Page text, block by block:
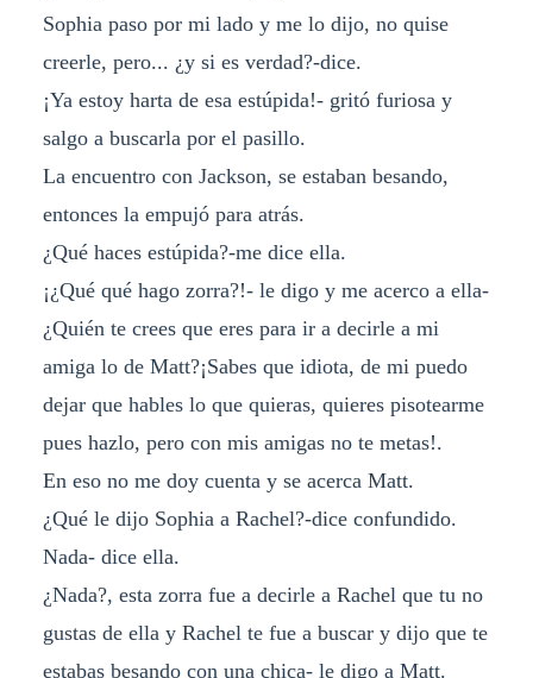
Sophia paso por mi lado y me lo dijo, no quise
creerle, pero... ¿y si es verdad?-dice.
¡Ya estoy harta de esa estúpida!- gritó furiosa y
salgo a buscarla por el pasillo.
La encuentro con Jackson, se estaban besando,
entonces la empujó para atrás.
¿Qué haces estúpida?-me dice ella.
¡¿Qué qué hago zorra?!- le digo y me acerco a ella-
¿Quién te crees que eres para ir a decirle a mi
amiga lo de Matt?¡Sabes que idiota, de mi puedo
dejar que hables lo que quieras, quieres pisotearme
pues hazlo, pero con mis amigas no te metas!.
En eso no me doy cuenta y se acerca Matt.
¿Qué le dijo Sophia a Rachel?-dice confundido.
Nada- dice ella.
¿Nada?, esta zorra fue a decirle a Rachel que tu no
gustas de ella y Rachel te fue a buscar y dijo que te
estabas besando con una chica- le digo a Matt.